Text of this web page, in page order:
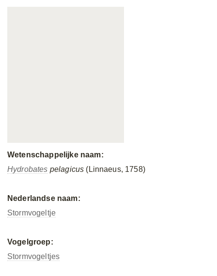
Wetenschappelijke naam:
Hydrobates pelagicus (Linnaeus, 1758)
Nederlandse naam:
Stormvogeltje
Vogelgroep:
Stormvogeltjes